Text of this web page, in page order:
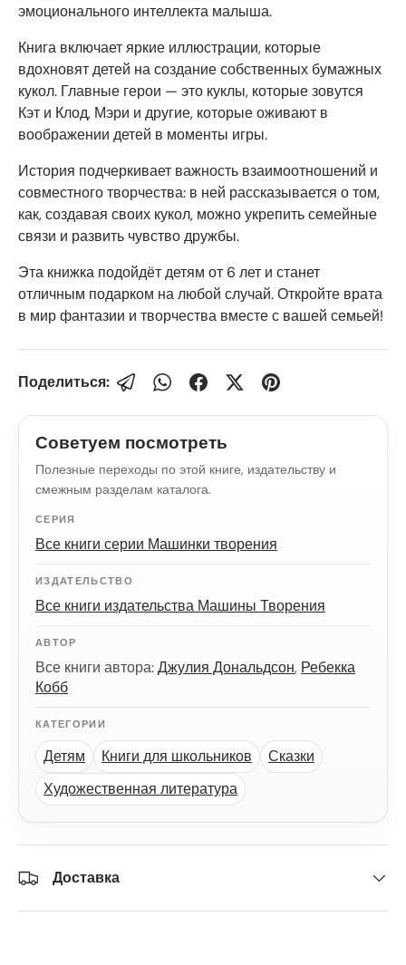
эмоционального интеллекта малыша.
Книга включает яркие иллюстрации, которые
вдохновят детей на создание собственных бумажных
кукол. Главные герои — это куклы, которые зовутся
Кэт и Клод, Мэри и другие, которые оживают в
воображении детей в моменты игры.
История подчеркивает важность взаимоотношений и
совместного творчества: в ней рассказывается о том,
как, создавая своих кукол, можно укрепить семейные
связи и развить чувство дружбы.
Эта книжка подойдёт детям от 6 лет и станет
отличным подарком на любой случай. Откройте врата
в мир фантазии и творчества вместе с вашей семьей!
Поделиться:
Советуем посмотреть
Полезные переходы по этой книге, издательству и
смежным разделам каталога.
СЕРИЯ
Все книги серии Машинки творения
ИЗДАТЕЛЬСТВО
Все книги издательства Машины Творения
АВТОР
Все книги автора:Джулия Дональдсон, Ребекка
Кобб
КАТЕГОРИИ
Детям Книги для школьников
Сказки
Художественная литература
Доставка